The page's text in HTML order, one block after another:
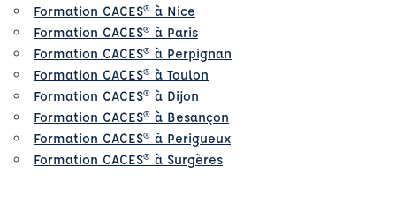
Formation CACES® à Nice
Formation CACES® à Paris
Formation CACES® à Perpignan
Formation CACES® à Toulon
Formation CACES® à Dijon
Formation CACES® à Besançon
Formation CACES® à Perigueux
Formation CACES® à Surgères